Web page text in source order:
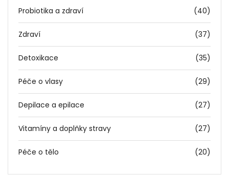
Probiotika a zdraví (40)
Zdraví (37)
Detoxikace (35)
Péče o vlasy (29)
Depilace a epilace (27)
Vitamíny a doplňky stravy (27)
Péče o tělo (20)